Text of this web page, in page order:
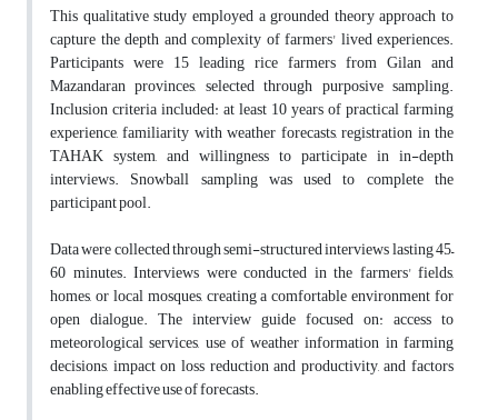
This qualitative study employed a grounded theory approach to
capture the depth and complexity of farmers' lived experiences.
Participants were 15 leading rice farmers from Gilan and
Mazandaran provinces, selected through purposive sampling.
Inclusion criteria included: at least 10 years of practical farming
experience, familiarity with weather forecasts, registration in the
TAHAK system, and willingness to participate in in-depth
interviews. Snowball sampling was used to complete the
participant pool.
Data were collected through semi-structured interviews lasting 45–
60 minutes. Interviews were conducted in the farmers' fields,
homes, or local mosques, creating a comfortable environment for
open dialogue. The interview guide focused on: access to
meteorological services, use of weather information in farming
decisions, impact on loss reduction and productivity, and factors
enabling effective use of forecasts.